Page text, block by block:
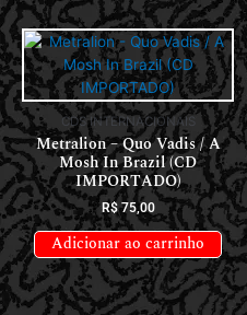
CDS INTERNACIONAIS
Metralion – Quo Vadis / A
Mosh In Brazil (CD
IMPORTADO)
R$75,00
Adicionar ao carrinho